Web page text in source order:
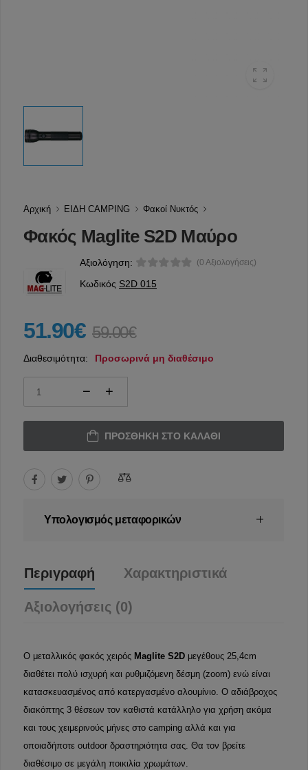
Αρχική ΕΙΔΗ CAMPING Φακοί Νυκτός
Φακός Maglite S2D Μαύρο
Αξιολόγηση: (0 Αξιολογήσεις)
Κωδικός S2D 015
51.90€ 59.00€
Διαθεσιμότητα: Προσωρινά μη διαθέσιμο
ΠΡΟΣΘΉΚΗ ΣΤΟ ΚΑΛΆΘΙ
Υπολογισμός μεταφορικών
Περιγραφή Χαρακτηριστικά
Αξιολογήσεις (0)
Ο μεταλλικός φακός χειρός Maglite S2D μεγέθους 25,4cm
διαθέτει πολύ ισχυρή και ρυθμιζόμενη δέσμη (zoom) ενώ είναι
κατασκευασμένος από κατεργασμένο αλουμίνιο. Ο αδιάβροχος
διακόπτης 3 θέσεων τον καθιστά κατάλληλο για χρήση ακόμα
και τους χειμερινούς μήνες στο camping αλλά και για
οποιαδήποτε outdoor δραστηριότητα σας. Θα τον βρείτε
διαθέσιμο σε μεγάλη ποικιλία χρωμάτων.